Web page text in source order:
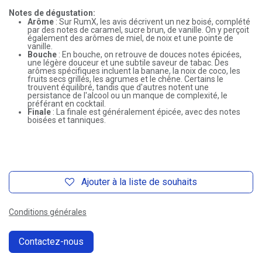
Notes de dégustation:
Arôme : Sur RumX, les avis décrivent un nez boisé, complété
par des notes de caramel, sucre brun, de vanille. On y perçoit
également des arômes de miel, de noix et une pointe de
vanille.
Bouche : En bouche, on retrouve de douces notes épicées,
une légère douceur et une subtile saveur de tabac. Des
arômes spécifiques incluent la banane, la noix de coco, les
fruits secs grillés, les agrumes et le chêne. Certains le
trouvent équilibré, tandis que d'autres notent une
persistance de l'alcool ou un manque de complexité, le
préférant en cocktail.
Finale : La finale est généralement épicée, avec des notes
boisées et tanniques.
Ajouter à la liste de souhaits
Conditions générales
Contactez-nous